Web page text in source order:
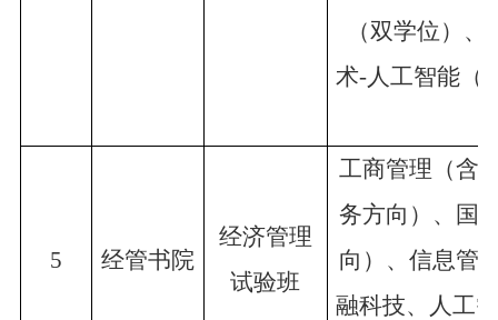
（双学位）
术-人工智能（
5 经管书院
经济管理
试验班
工商管理（含
务方向）、国
向）、信息管
融科技、人工